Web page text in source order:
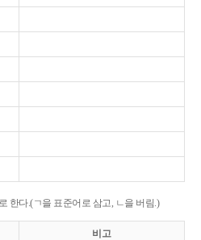
한다.(ㄱ을 표준어로 삼고, ㄴ을 버림.)
비고